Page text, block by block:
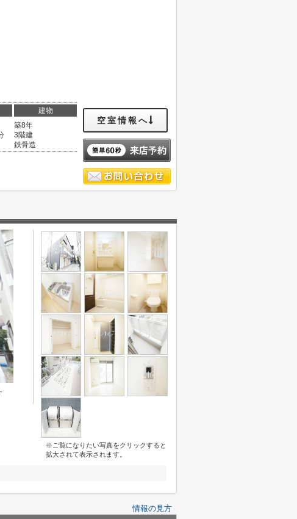
建物
築8年
3階建
鉄骨造
空室情報へ
※ご覧になりたい写真をクリックすると
拡大されて表示されます。
情報の見方